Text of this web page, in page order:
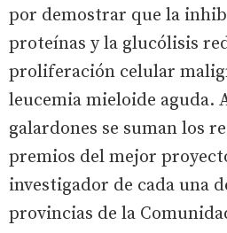
por demostrar que la
proteínas y la glucólisis
proliferación celular
leucemia mieloide aguda.
galardones se suman los
premios del mejor
investigador de cada una
provincias de la